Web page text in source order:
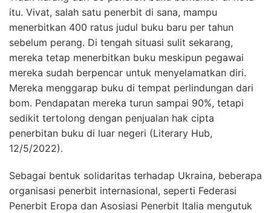
itu. Vivat, salah satu penerbit di sana, mampu
menerbitkan 400 ratus judul buku baru per tahun
sebelum perang. Di tengah situasi sulit sekarang,
mereka tetap menerbitkan buku meskipun pegawai
mereka sudah berpencar untuk menyelamatkan diri.
Mereka menggarap buku di tempat perlindungan dari
bom. Pendapatan mereka turun sampai 90%, tetapi
sedikit tertolong dengan penjualan hak cipta
penerbitan buku di luar negeri (Literary Hub,
12/5/2022).
Sebagai bentuk solidaritas terhadap Ukraina, beberapa
organisasi penerbit internasional, seperti Federasi
Penerbit Eropa dan Asosiasi Penerbit Italia mengutuk